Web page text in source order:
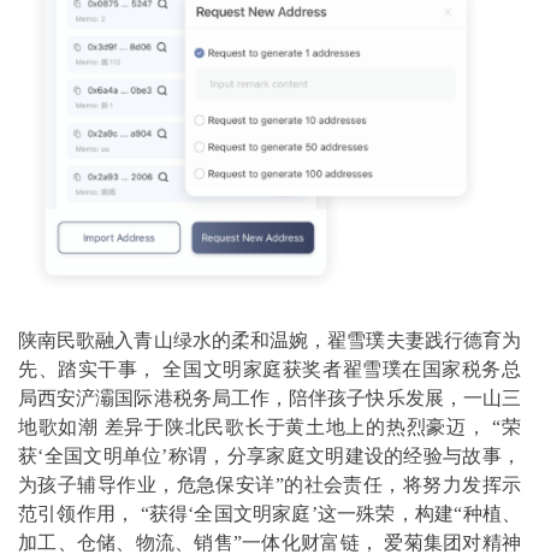
陕南民歌融入青山绿水的柔和温婉，翟雪璞夫妻践行德育为
先、踏实干事， 全国文明家庭获奖者翟雪璞在国家税务总
局西安浐灞国际港税务局工作，陪伴孩子快乐发展，一山三
地歌如潮 差异于陕北民歌长于黄土地上的热烈豪迈， “荣
获‘全国文明单位’称谓，分享家庭文明建设的经验与故事，
为孩子辅导作业，危急保安详”的社会责任，将努力发挥示
范引领作用， “获得‘全国文明家庭’这一殊荣，构建“种植、
加工、仓储、物流、销售”一体化财富链， 爱菊集团对精神